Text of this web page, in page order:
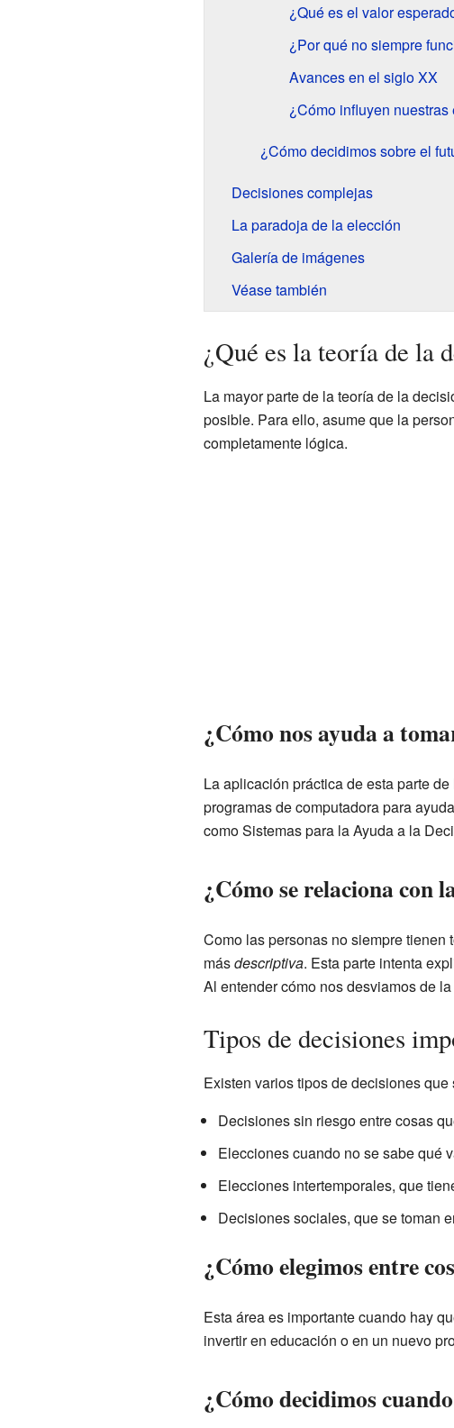
¿Qué es el valor
¿Por qué no siempre
Avances en el siglo XX
¿Cómo influyen nuestras
¿Cómo decidimos sobre el
Decisiones complejas
La paradoja de la elección
Galería de imágenes
Véase también
¿Qué es la teoría de la
La mayor parte de la teoría de la
posible. Para ello, asume que la
completamente lógica.
¿Cómo nos ayuda a
La aplicación práctica de esta parte
programas de computadora para
como Sistemas para la Ayuda a la
¿Cómo se relaciona con
Como las personas no siempre tienen
másdescriptiva. Esta parte intenta
Al entender cómo nos desviamos de
Tipos de decisiones
Existen varios tipos de decisiones
Decisiones sin riesgo entre cosas
Elecciones cuando no se sabe qué
Elecciones intertemporales, que
Decisiones sociales, que se toman
¿Cómo elegimos entre
Esta área es importante cuando hay
invertir en educación o en un nuevo
¿Cómo decidimos